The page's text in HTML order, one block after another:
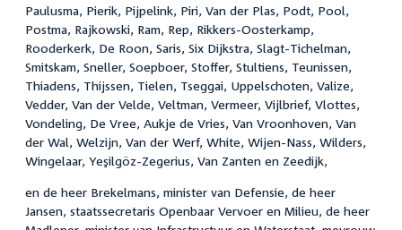
Paulusma, Pierik, Pijpelink, Piri, Van der Plas, Podt, Pool,
Postma, Rajkowski, Ram, Rep, Rikkers-Oosterkamp,
Rooderkerk, De Roon, Saris, Six Dijkstra, Slagt-Tichelman,
Smitskam, Sneller, Soepboer, Stoffer, Stultiens, Teunissen,
Thiadens, Thijssen, Tielen, Tseggai, Uppelschoten, Valize,
Vedder, Van der Velde, Veltman, Vermeer, Vijlbrief, Vlottes,
Vondeling, De Vree, Aukje de Vries, Van Vroonhoven, Van
der Wal, Welzijn, Van der Werf, White, Wijen-Nass, Wilders,
Wingelaar, Yeşilgöz-Zegerius, Van Zanten en Zeedijk,
en de heer Brekelmans, minister van Defensie, de heer
Jansen, staatssecretaris Openbaar Vervoer en Milieu, de heer